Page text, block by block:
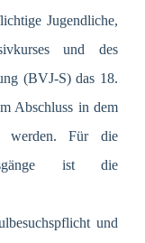
Jugendliche,
und des
(BVJ-S) das 18.
Abschluss in dem
werden. Für die
ist die
und